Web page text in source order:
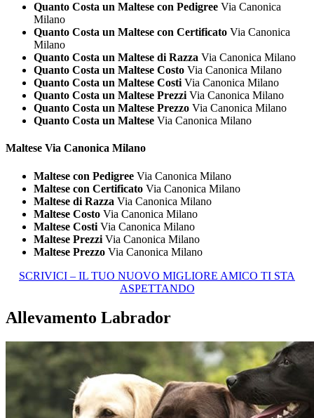
Quanto Costa un Maltese con Pedigree Via Canonica
Milano
Quanto Costa un Maltese con Certificato Via Canonica
Milano
Quanto Costa un Maltese di Razza Via Canonica Milano
Quanto Costa un Maltese Costo Via Canonica Milano
Quanto Costa un Maltese Costi Via Canonica Milano
Quanto Costa un Maltese Prezzi Via Canonica Milano
Quanto Costa un Maltese Prezzo Via Canonica Milano
Quanto Costa un Maltese Via Canonica Milano
Maltese Via Canonica Milano
Maltese con Pedigree Via Canonica Milano
Maltese con Certificato Via Canonica Milano
Maltese di Razza Via Canonica Milano
Maltese Costo Via Canonica Milano
Maltese Costi Via Canonica Milano
Maltese Prezzi Via Canonica Milano
Maltese Prezzo Via Canonica Milano
SCRIVICI – IL TUO NUOVO MIGLIORE AMICO TI STA
ASPETTANDO
Allevamento Labrador